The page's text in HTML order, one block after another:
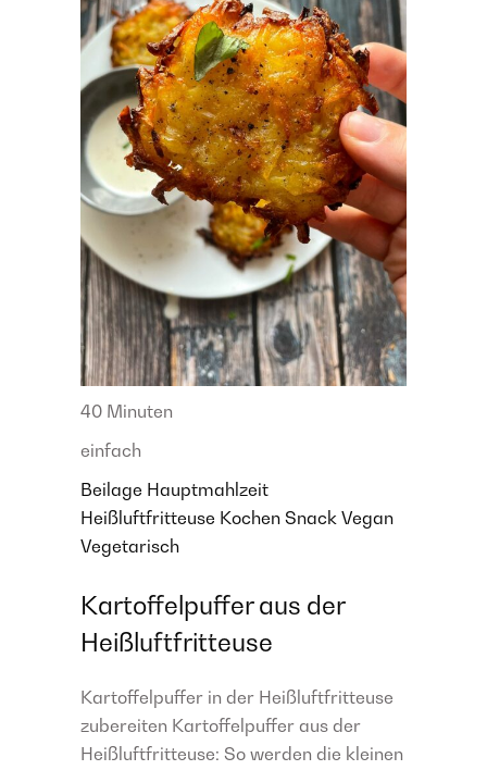
40 Minuten
einfach
Beilage Hauptmahlzeit
Heißluftfritteuse Kochen Snack Vegan
Vegetarisch
Kartoffelpuffer aus der
Heißluftfritteuse
Kartoffelpuffer in der Heißluftfritteuse
zubereiten Kartoffelpuffer aus der
Heißluftfritteuse: So werden die kleinen